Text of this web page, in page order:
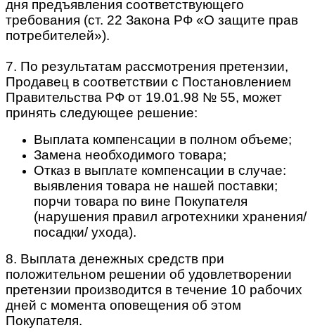
дня предъявления соответствующего
требования (ст. 22 Закона РФ «О защите прав
потребителей»).
7. По результатам рассмотрения претензии,
Продавец в соответствии с Постановлением
Правительства РФ от 19.01.98 № 55, может
принять следующее решение:
Выплата компенсации в полном объеме;
Замена необходимого товара;
Отказ в выплате компенсации в случае:
выявления товара не нашей поставки;
порчи товара по вине Покупателя
(нарушения правил агротехники хранения/
посадки/ ухода).
8. Выплата денежных средств при
положительном решении об удовлетворении
претензии производится в течение 10 рабочих
дней с момента оповещения об этом
Покупателя.